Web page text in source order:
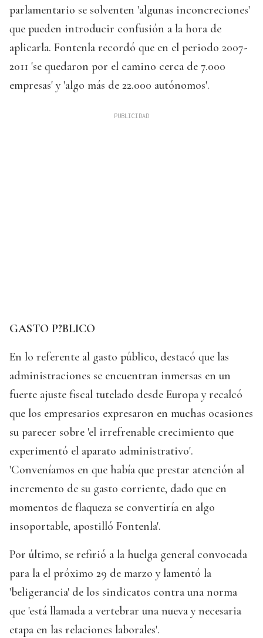
parlamentario se solventen 'algunas inconcreciones'
que pueden introducir confusión a la hora de
aplicarla. Fontenla recordó que en el periodo 2007-
2011 'se quedaron por el camino cerca de 7.000
empresas' y 'algo más de 22.000 autónomos'.
GASTO P?BLICO
En lo referente al gasto público, destacó que las
administraciones se encuentran inmersas en un
fuerte ajuste fiscal tutelado desde Europa y recalcó
que los empresarios expresaron en muchas ocasiones
su parecer sobre 'el irrefrenable crecimiento que
experimentó el aparato administrativo'.
'Conveníamos en que había que prestar atención al
incremento de su gasto corriente, dado que en
momentos de flaqueza se convertiría en algo
insoportable, apostilló Fontenla'.
Por último, se refirió a la huelga general convocada
para la el próximo 29 de marzo y lamentó la
'beligerancia' de los sindicatos contra una norma
que 'está llamada a vertebrar una nueva y necesaria
etapa en las relaciones laborales'.